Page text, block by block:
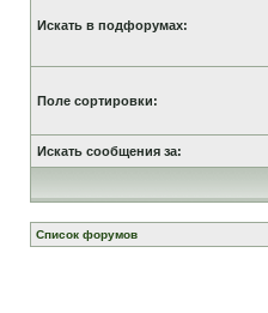
Искать в подфорумах:
Поле сортировки:
Искать сообщения за:
Список форумов